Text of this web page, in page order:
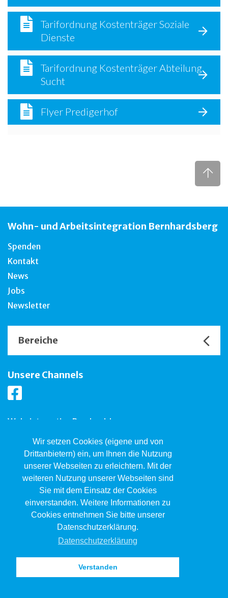
Wir setzen Cookies (eigene und von
Drittanbietern) ein, um Ihnen die Nutzung
unserer Webseiten zu erleichtern. Mit der
weiteren Nutzung unserer Webseiten sind
Sie mit dem Einsatz der Cookies
einverstanden. Weitere Informationen zu
Cookies entnehmen Sie bitte unserer
Datenschutzerklärung.
Datenschutzerklärung
Verstanden
Tarifordnung Kostenträger Soziale
Dienste
Tarifordnung Kostenträger Abteilung
Sucht
Flyer Predigerhof
Wohn- und Arbeitsintegration Bernhardsberg
Spenden
Kontakt
News
Jobs
Newsletter
Bereiche
Unsere Channels
Wohnintegration Bernhardsberg
061 402 12 60
bernhardsberg@jsw.swiss
Arbeitsintegration Bernhardsberg
Bernhardsberg 15, 4104 Oberwil
061 402 12 60
bernhardsberg@jsw.swiss